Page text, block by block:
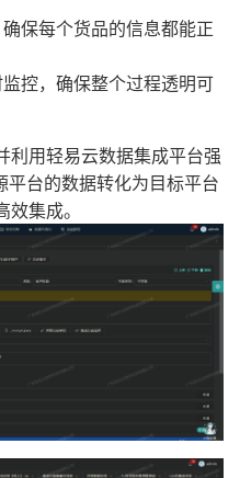
保每个货品的信息都能正
控，确保整个过程透明可
利用轻易云数据集成平台强
台的数据转化为目标平台
集成。